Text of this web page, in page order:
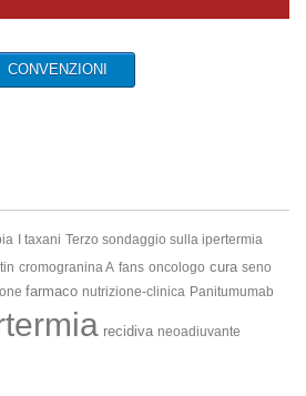
CONVENZIONI
I taxani Terzo sondaggio sulla ipertermia
cromogranina A fans oncologo cura seno
farmaco nutrizione-clinica Panitumumab
recidiva neoadiuvante